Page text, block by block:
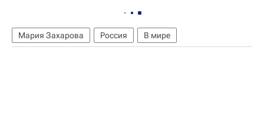
Мария Захарова Россия В мире